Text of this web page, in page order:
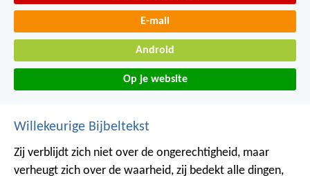
E-mail
Android
Op je website
Willekeurige Bijbeltekst
Zij verblijdt zich niet over de ongerechtigheid, maar
verheugt zich over de waarheid, zij bedekt alle dingen,